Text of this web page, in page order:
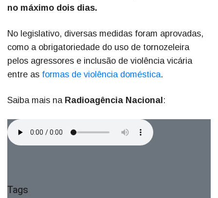
no máximo dois dias.
No legislativo, diversas medidas foram aprovadas,
como a obrigatoriedade do uso de tornozeleira
pelos agressores e inclusão de violência vicária
entre as formas de violência doméstica.
Saiba mais na Radioagência Nacional :
Tags